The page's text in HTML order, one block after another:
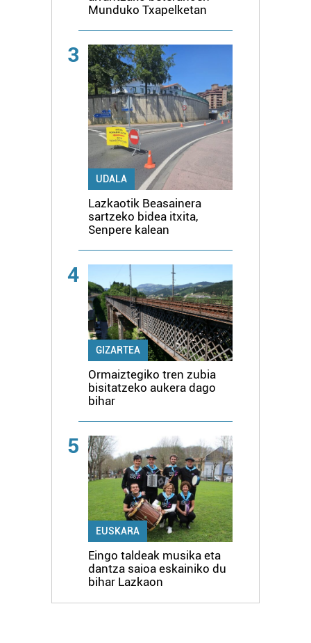
Munduko Txapelketan
3
UDALA
Lazkaotik Beasainera
sartzeko bidea itxita,
Senpere kalean
4
GIZARTEA
Ormaiztegiko tren zubia
bisitatzeko aukera dago
bihar
5
EUSKARA
Eingo taldeak musika eta
dantza saioa eskainiko du
bihar Lazkaon